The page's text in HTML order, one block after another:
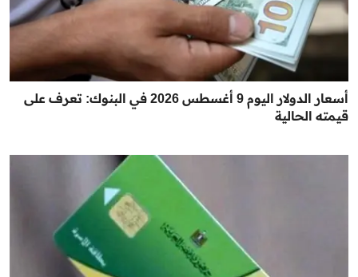
أسعار الدولار اليوم 9 أغسطس 2026 في البنوك: تعرف على
قيمته الحالية